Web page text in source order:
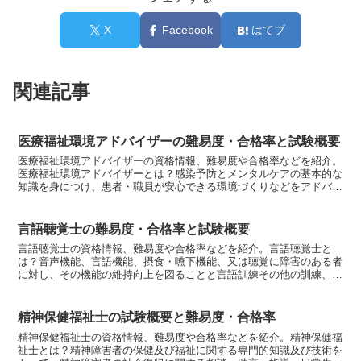
X Facebook はてブ
関連記事
医療福祉環境アドバイザーの難易度・合格率と試験概要
医療福祉環境アドバイザーの資格情報、難易度や合格率などを紹介。
医療福祉環境アドバイザーとは？感染予防とメンタルケアの基本的な
知識を身につけ、患者・職員が安心できる環境づくりなどをアドバイ
言語聴覚士の難易度・合格率と試験概要
言語聴覚士の資格情報、難易度や合格率などを紹介。言語聴覚士と
は？音声機能、言語機能、摂食・嚥下機能、又は聴覚に障害のある者
に対し、その機能の維持向上を図ることと言語訓練その他の訓練、こ
精神保健福祉士の試験概要と難易度・合格率
精神保健福祉士の資格情報、難易度や合格率などを紹介。精神保健福
祉士とは？精神障害者の保健及び福祉に関する専門的知識及び技術を